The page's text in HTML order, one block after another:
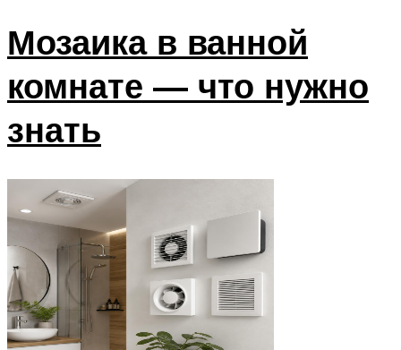
Мозаика в ванной
комнате — что нужно
знать